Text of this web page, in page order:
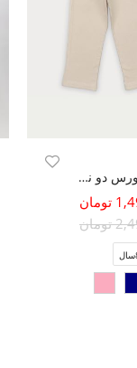
شلوار دورس دو نخ جیب دار(ست با کد 10369)